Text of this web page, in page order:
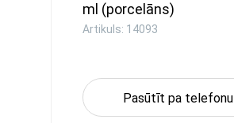
ml (porcelāns)
Artikuls: 14093
Pasūtīt pa telefonu